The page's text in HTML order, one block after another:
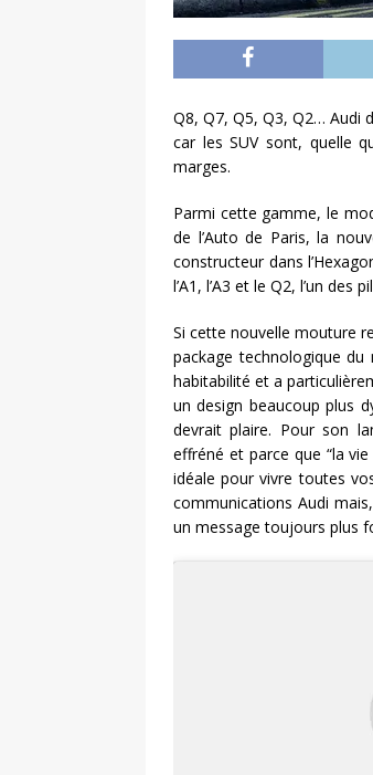
Q8, Q7, Q5, Q3, Q2… Audi
car les SUV sont, quelle
marges.
Parmi cette gamme, le
de l’Auto de Paris, la
constructeur dans
l’A1, l’A3 et le Q2, l’un
Si cette nouvelle mouture
package technologique
habitabilité et a
un design beaucoup plus
devrait plaire. Pour son
effréné et parce que “la
idéale pour vivre toutes
communications Audi
un message toujours plus